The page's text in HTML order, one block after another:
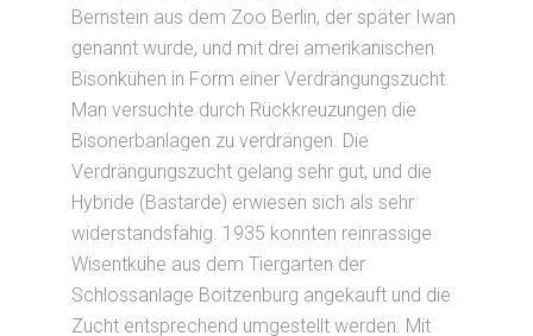
Bernstein aus dem Zoo Berlin, der später Iwan
genannt wurde, und mit drei amerikanischen
Bisonkühen in Form einer Verdrängungszucht.
Man versuchte durch Rückkreuzungen die
Bisonerbanlagen zu verdrängen. Die
Verdrängungszucht gelang sehr gut, und die
Hybride (Bastarde) erwiesen sich als sehr
widerstandsfähig. 1935 konnten reinrassige
Wisentkühe aus dem Tiergarten der
Schlossanlage Boitzenburg angekauft und die
Zucht entsprechend umgestellt werden. Mit